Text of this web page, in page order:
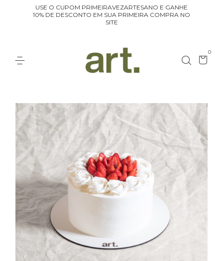
USE O CUPOM PRIMEIRAVEZARTESANO E GANHE
10% DE DESCONTO EM SUA PRIMEIRA COMPRA NO
SITE
0